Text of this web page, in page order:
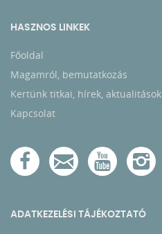
HASZNOS LINKEK
Főoldal
Magamról, bemutatkozás
Kertünk titkai, hírek, aktualitások
Kapcsolat
ADATKEZELÉSI TÁJÉKOZTATÓ